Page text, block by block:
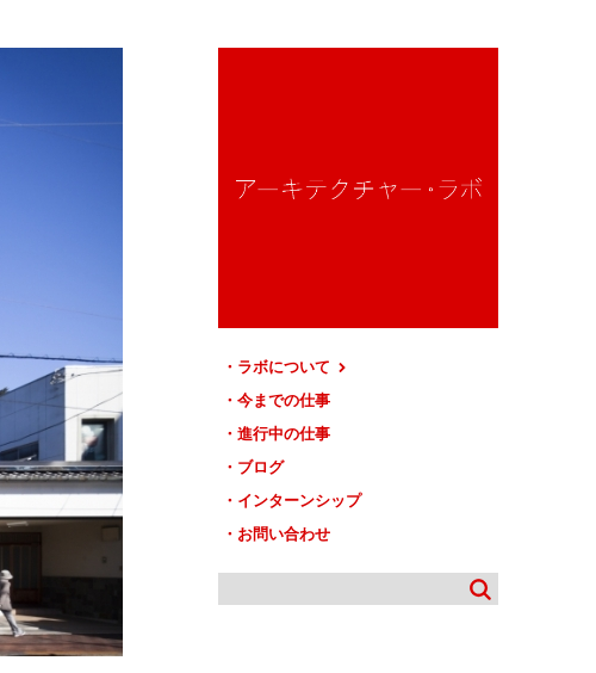
ラボについて
今までの仕事
進行中の仕事
ブログ
インターンシップ
お問い合わせ